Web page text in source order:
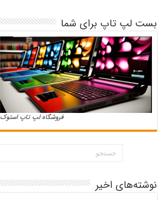
بست لپ تاپ برای شما
فروشگاه لپ تاپ استوک
نوشته‌های اخیر